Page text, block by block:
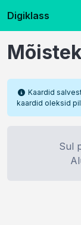
Digiklass
Kaardid
kaardid oleksid
Sul